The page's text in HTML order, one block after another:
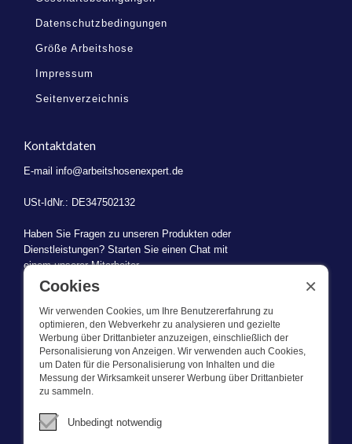
Datenschutzbedingungen
Größe Arbeitshose
Impressum
Seitenverzeichnis
Kontaktdaten
E-mail info@arbeitshosenexpert.de
USt-IdNr.: DE347502132
Haben Sie Fragen zu unseren Produkten oder
Dienstleistungen? Starten Sie einen Chat mit
einem unserer Mitarbeiter.
WAS WIR TUN
Dieser Webshop ist Teil von BEVAZET BV. Bevazet beliefert seit
1983 große und kleinere Unternehmen mit Berufsbekleidung. Wir
haben einen eigenen Laden/Ausstellungsraum in Brandwijk. Wir
bieten unseren Kunden hochwertige und starke
Cookies
Wir verwenden Cookies, um Ihre Benutzererfahrung zu
optimieren, den Webverkehr zu analysieren und gezielte
Werbung über Drittanbieter anzuzeigen, einschließlich der
Personalisierung von Anzeigen. Wir verwenden auch Cookies,
um Daten für die Personalisierung von Inhalten und die
Messung der Wirksamkeit unserer Werbung über Drittanbieter
zu sammeln.
Unbedingt notwendig
×